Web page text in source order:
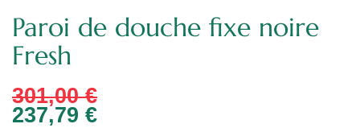
Paroi de douche fixe noire
Fresh
301,00 €
237,79 €